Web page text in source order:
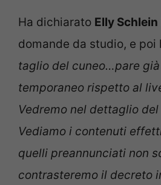
Ha dichiarato Elly Schlein
domande da studio, e poi
taglio del cuneo…pare
temporaneo rispetto al
Vedremo nel dettaglio
Vediamo i contenuti
quelli preannunciati non
contrasteremo il decreto